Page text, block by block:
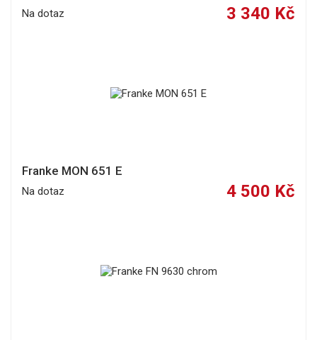
Na dotaz 3 340 Kč
Franke MON 651 E
Na dotaz 4 500 Kč